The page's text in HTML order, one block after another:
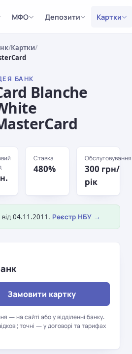
МФО Депозити Картки
/Картки/
БАНК
Blanche
Ставка
480%
Обслуговування
300 грн/
рік
04.11.2011. Реєстр НБУ →
й
банку →
Замовити картку
— на сайті або у відділенні банку.
точні — у договорі та тарифах